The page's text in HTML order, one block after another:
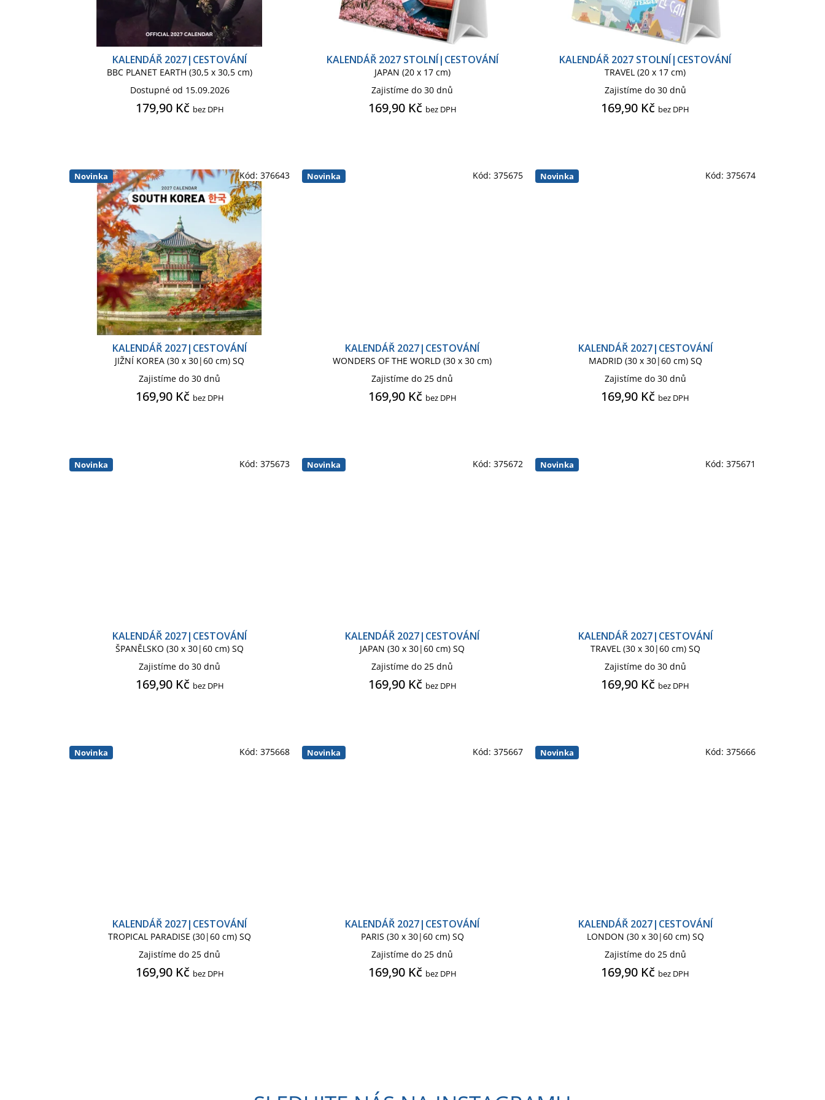
KALENDÁŘ 2027|CESTOVÁNÍ
BBC PLANET EARTH (30,5 x 30,5 cm)
Dostupné od 15.09.2026
179,90 Kč bez DPH
KALENDÁŘ 2027 STOLNÍ|CESTOVÁNÍ
JAPAN (20 x 17 cm)
Zajistíme do 30 dnů
169,90 Kč bez DPH
KALENDÁŘ 2027 STOLNÍ|CESTOVÁNÍ
TRAVEL (20 x 17 cm)
Zajistíme do 30 dnů
169,90 Kč bez DPH
Novinka
KALENDÁŘ 2027|CESTOVÁNÍ
JIŽNÍ KOREA (30 x 30|60 cm) SQ
Zajistíme do 30 dnů
169,90 Kč bez DPH
Kód:376643 Novinka
KALENDÁŘ 2027|CESTOVÁNÍ
WONDERS OF THE WORLD (30 x 30 cm)
Zajistíme do 25 dnů
169,90 Kč bez DPH
Kód: 375675 Novinka
KALENDÁŘ 2027|CESTOVÁNÍ
MADRID (30 x 30|60 cm) SQ
Zajistíme do 30 dnů
169,90 Kč bez DPH
Kód: 375674
Novinka
KALENDÁŘ 2027|CESTOVÁNÍ
ŠPANĚLSKO (30 x 30|60 cm) SQ
Zajistíme do 30 dnů
169,90 Kč bez DPH
Kód:375673 Novinka
KALENDÁŘ 2027|CESTOVÁNÍ
JAPAN (30 x 30|60 cm) SQ
Zajistíme do 25 dnů
169,90 Kč bez DPH
Kód: 375672 Novinka
KALENDÁŘ 2027|CESTOVÁNÍ
TRAVEL (30 x 30|60 cm) SQ
Zajistíme do 30 dnů
169,90 Kč bez DPH
Kód: 375671
Novinka
KALENDÁŘ 2027|CESTOVÁNÍ
TROPICAL PARADISE (30|60 cm) SQ
Zajistíme do 25 dnů
169,90 Kč bez DPH
Kód:375668 Novinka
KALENDÁŘ 2027|CESTOVÁNÍ
PARIS (30 x 30|60 cm) SQ
Zajistíme do 25 dnů
169,90 Kč bez DPH
Kód: 375667 Novinka
KALENDÁŘ 2027|CESTOVÁNÍ
LONDON (30 x 30|60 cm) SQ
Zajistíme do 25 dnů
169,90 Kč bez DPH
Kód: 375666